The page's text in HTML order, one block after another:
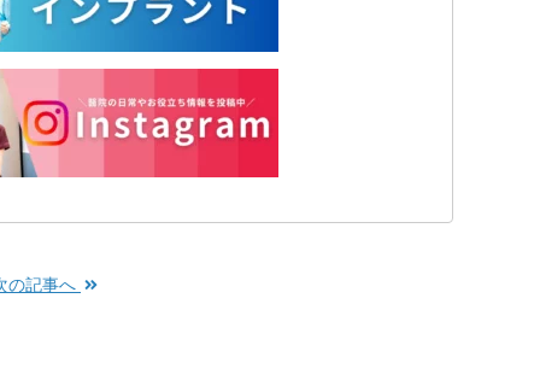
の記事へ